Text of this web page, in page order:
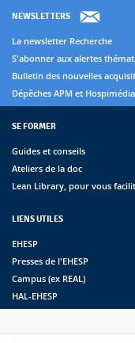
NEWSLETTERS
La newsletter Recherche
S'abonner aux alertes
Bulletin des nouvelles
Dépêches APM et Hospimédia
SE FORMER
Guides et conseils
Ateliers de la doc
Lean Library, pour vous
LIENS UTILES
EHESP
Presses de l'EHESP
Campus (ex REAL)
HAL-EHESP